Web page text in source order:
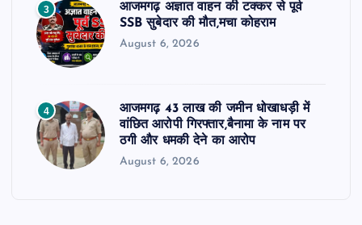
3
आजमगढ़ अज्ञात वाहन की टक्कर से पूर्व
SSB सुबेदार की मौत,मचा कोहराम
August 6, 2026
4
आजमगढ़ 43 लाख की जमीन धोखाधड़ी में
वांछित आरोपी गिरफ्तार,बैनामा के नाम पर
ठगी और धमकी देने का आरोप
August 6, 2026